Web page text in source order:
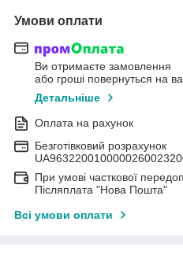
Умови оплати
Ви отримаєте замовлення
або гроші повернуться на
Детальніше
Оплата на рахунок
Безготівковий розрахунок
При умові часткової
Післяплата "Нова Пошта"
Всі умови оплати